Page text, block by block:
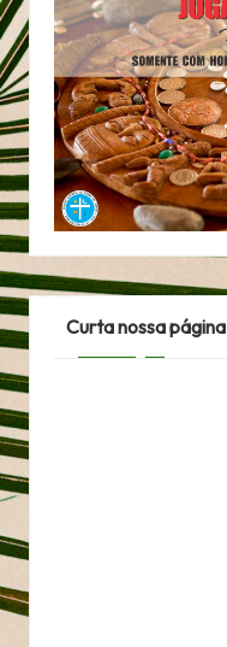
Curta nossa página